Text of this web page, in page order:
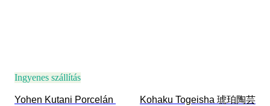
Ingyenes szállítás
Yohen Kutani Porcelán
Kohaku Togeisha 琥珀陶芸